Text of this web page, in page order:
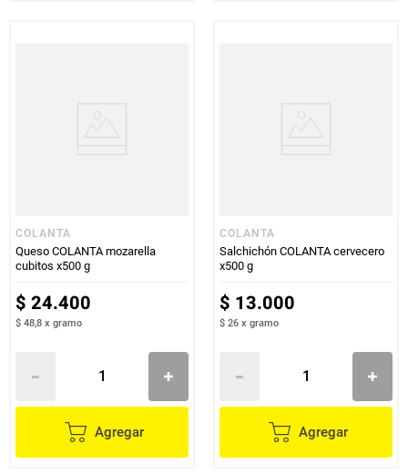
COLANTA
Queso COLANTA mozarella
cubitos x500 g
$ 24.400
$ 48,8 x gramo
Agregar
COLANTA
Salchichón COLANTA cervecero
x500 g
$ 13.000
$ 26 x gramo
Agregar